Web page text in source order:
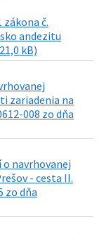
č.
andezitu
kB)
zariadenia na
008 zo dňa
navrhovanej
- cesta II.
zo dňa